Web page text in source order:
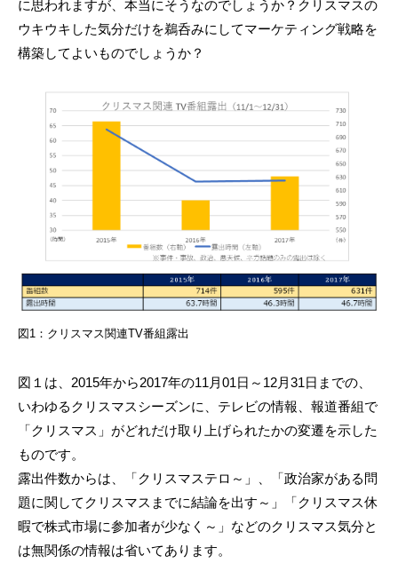
に思われますが、本当にそうなのでしょうか？クリスマスの
ウキウキした気分だけを鵜呑みにしてマーケティング戦略を
構築してよいものでしょうか？
図1：クリスマス関連TV番組露出
図１は、2015年から2017年の11月01日～12月31日までの、
いわゆるクリスマスシーズンに、テレビの情報、報道番組で
「クリスマス」がどれだけ取り上げられたかの変遷を示した
ものです。
露出件数からは、「クリスマステロ～」、「政治家がある問
題に関してクリスマスまでに結論を出す～」「クリスマス休
暇で株式市場に参加者が少なく～」などのクリスマス気分と
は無関係の情報は省いてあります。